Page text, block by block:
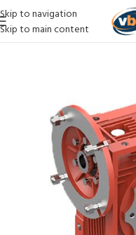
Skip to navigation
Skip to main content